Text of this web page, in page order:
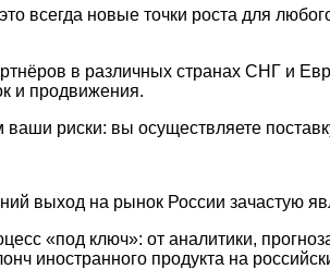
всегда новые точки роста для
в различных странах СНГ и
и продвижения.
риски: вы осуществляете
выход на рынок России зачастую
«под ключ»: от аналитики,
иностранного продукта на